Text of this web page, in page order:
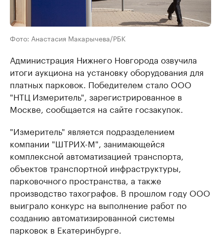
Фото: Анастасия Макарычева/РБК
Администрация Нижнего Новгорода озвучила
итоги аукциона на установку оборудования для
платных парковок. Победителем стало ООО
"НТЦ Измеритель", зарегистрированное в
Москве, сообщается на сайте госзакупок.
"Измеритель" является подразделением
компании "ШТРИХ-М", занимающейся
комплексной автоматизацией транспорта,
объектов транспортной инфраструктуры,
парковочного пространства, а также
производство тахографов. В прошлом году ООО
выиграло конкурс на выполнение работ по
созданию автоматизированной системы
парковок в Екатеринбурге.